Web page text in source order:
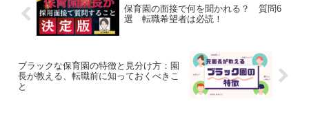
保育園の面接で何を聞かれる？ 質問6
選 転職希望者は必読！
ブラックな保育園の特徴と見分け方：園
長が教える、転職前に知っておくべきこ
と